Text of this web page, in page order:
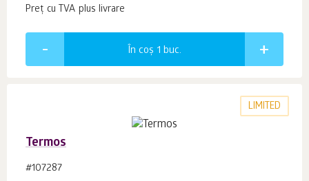
Preț cu TVA plus livrare
În coș 1 buc.
LIMITED
Termos
#107287